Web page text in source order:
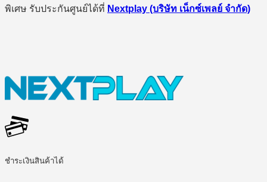
พิเศษ รับประกันศูนย์ได้ที่ Nextplay (บริษัท เน็กซ์เพลย์ จำกัด)
ชำระเงินสินค้าได้